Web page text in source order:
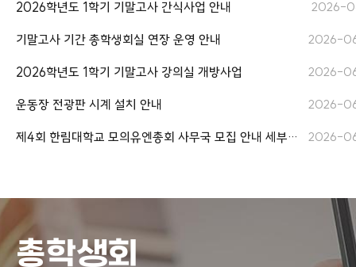
2026학년도 1학기 기말고사 간식사업 안내 2026-
기말고사 기간 총학생회실 연장 운영 안내 2026-
2026학년도 1학기 기말고사 강의실 개방사업 2026-
운동장 전광판 시계 설치 안내 2026-
제4회 한림대학교 모의유엔총회 사무국 모집 안내 세부내용 2026-
총학생회